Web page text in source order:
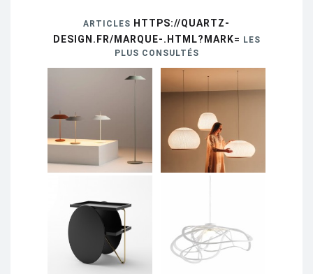
ARTICLES HTTPS://QUARTZ-
DESIGN.FR/MARQUE-.HTML?MARK= LES
PLUS CONSULTÉS